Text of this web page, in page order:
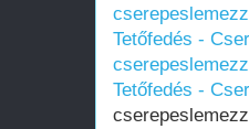
Tetőfedés -
Tetőfedés -